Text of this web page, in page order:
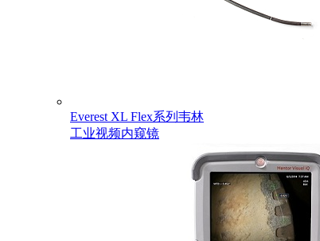
Everest XL Flex系列韦林
工业视频内窥镜